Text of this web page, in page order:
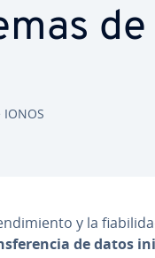
y la
de datos